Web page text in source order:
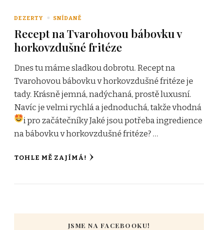
DEZERTY SNÍDANĚ
Recept na Tvarohovou bábovku v
horkovzdušné fritéze
Dnes tu máme sladkou dobrotu. Recept na
Tvarohovou bábovku v horkovzdušné fritéze je
tady. Krásně jemná, nadýchaná, prostě luxusní.
Navíc je velmi rychlá a jednoduchá, takže vhodná
i pro začátečníkyJaké jsou potřeba ingredience
na bábovku v horkovzdušné fritéze? …
TOHLE MĚ ZAJÍMÁ!
JSME NA FACEBOOKU!